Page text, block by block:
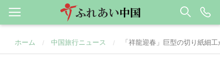
ホーム / 中国旅行ニュース / 「祥龍迎春」巨型の切り紙細